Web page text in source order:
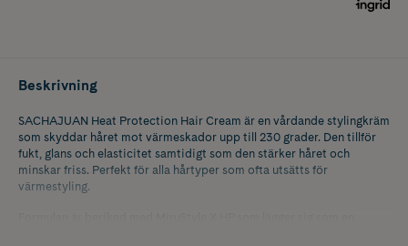
Beskrivning
SACHAJUAN Heat Protection Hair Cream är en vårdande stylingkräm
som skyddar håret mot värmeskador upp till 230 grader. Den tillför
fukt, glans och elasticitet samtidigt som den stärker håret och
minskar friss. Perfekt för alla hårtyper som ofta utsätts för
värmestyling.